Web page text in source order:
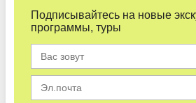
Подписывайтесь на новые
программы, туры